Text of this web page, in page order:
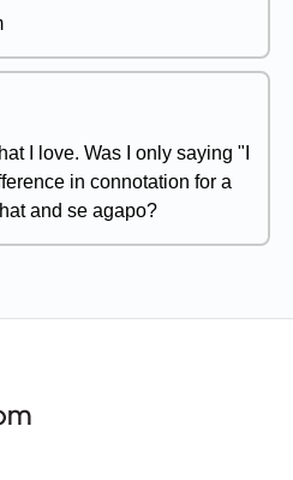
I love. Was I only saying "I
in connotation for a
and se agapo?